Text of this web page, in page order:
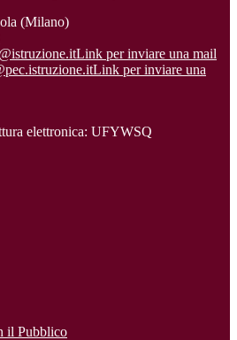
(Milano)
Link per inviare una mail
Link per inviare una
elettronica: UFYWSQ
il Pubblico